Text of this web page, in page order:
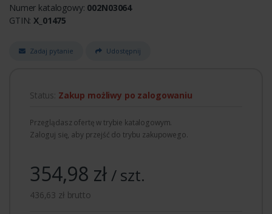
Numer katalogowy: 002N03064
GTIN:X_01475
Zadaj pytanie Udostępnij
Status: Zakup możliwy po zalogowaniu
Przeglądasz ofertę w trybie katalogowym.
Zaloguj się, aby przejść do trybu zakupowego.
354,98 zł/ szt.
436,63 zł brutto